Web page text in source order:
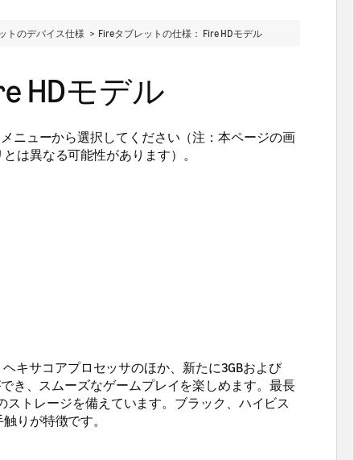
トのデバイス仕様 > Fireタブレットの仕様： Fire HDモデル
HDモデル
ニューから選択してください（注：本ページの画
は異なる可能性があります）。
ヘキサコアプロセッサのほか、新たに3GBおよび
き、スムーズなゲームプレイを楽しめます。最長
ストレージを備えています。ブラック、ハイビス
りが特徴です。